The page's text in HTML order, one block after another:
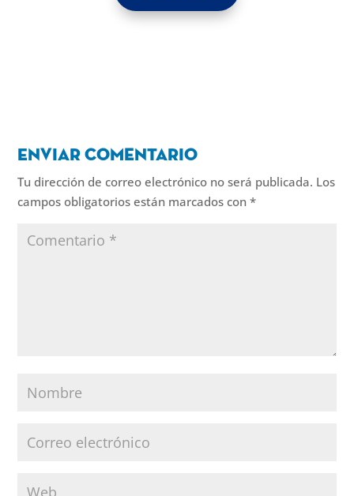
Enviar comentario
Tu dirección de correo electrónico no será publicada. Los
campos obligatorios están marcados con*